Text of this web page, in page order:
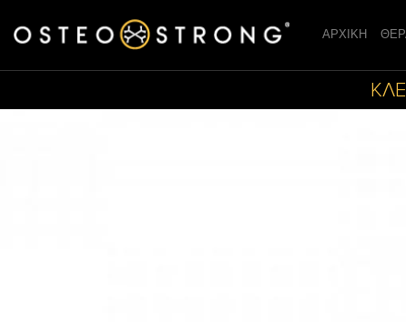
ΑΡΧΙΚΗ